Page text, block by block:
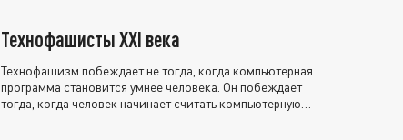
Технофашисты XXI века
Технофашизм побеждает не тогда, когда компьютерная
программа становится умнее человека. Он побеждает
тогда, когда человек начинает считать компьютерную